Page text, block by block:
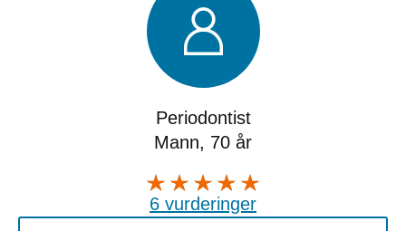
Periodontist
Mann, 70 år
6 vurderinger